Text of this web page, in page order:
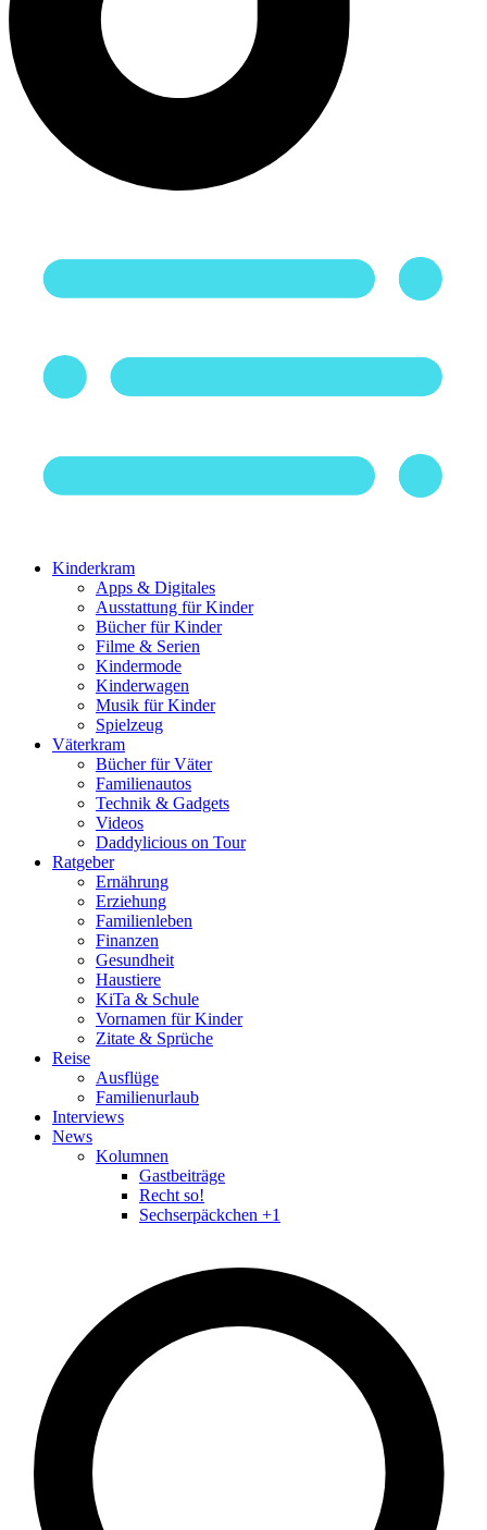
Kinderkram
Apps & Digitales
Ausstattung für Kinder
Bücher für Kinder
Filme & Serien
Kindermode
Kinderwagen
Musik für Kinder
Spielzeug
Väterkram
Bücher für Väter
Familienautos
Technik & Gadgets
Videos
Daddylicious on Tour
Ratgeber
Ernährung
Erziehung
Familienleben
Finanzen
Gesundheit
Haustiere
KiTa & Schule
Vornamen für Kinder
Zitate & Sprüche
Reise
Ausflüge
Familienurlaub
Interviews
News
Kolumnen
Gastbeiträge
Recht so!
Sechserpäckchen +1